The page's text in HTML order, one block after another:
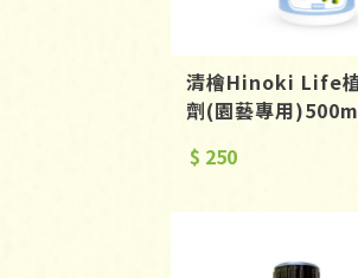
清檜Hinoki Life
劑(園藝專用
$ 250